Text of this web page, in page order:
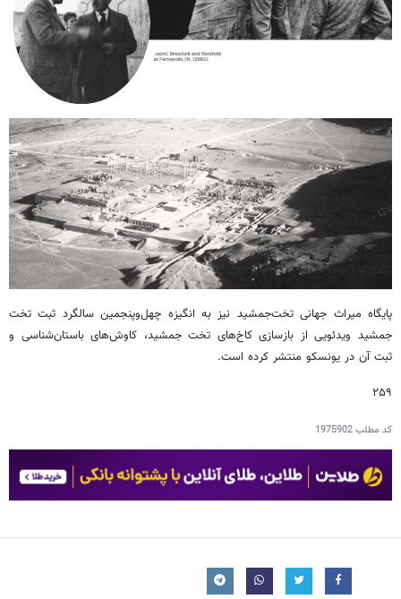
پایگاه میراث جهانی تخت‌جمشید نیز به انگیزه چهل‌وپنجمین سالگرد ثبت تخت
جمشید ویدئویی از بازسازی کاخ‌های تخت جمشید، کاوش‌های باستان‌شناسی و
ثبت آن در یونسکو منتشر کرده است.
۲۵۹
کد مطلب1975902